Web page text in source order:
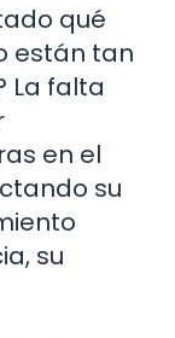
qué
están tan
La falta
en el
su
su